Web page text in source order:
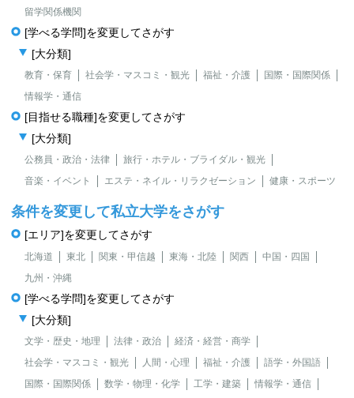
留学関係機関
[学べる学問]を変更してさがす
[大分類]
教育・保育 社会学・マスコミ・観光 福祉・介護
国際・国際関係
情報学・通信
[目指せる職種]を変更してさがす
[大分類]
公務員・政治・法律
旅行・ホテル・ブライダル・観光
音楽・イベント
エステ・ネイル・リラクゼーション 健康・スポーツ
条件を変更して私立大学をさがす
[エリア]を変更してさがす
北海道 東北 関東・甲信越 東海・北陸 関西
中国・四国
九州・沖縄
[学べる学問]を変更してさがす
[大分類]
文学・歴史・地理 法律・政治
経済・経営・商学
社会学・マスコミ・観光
人間・心理 福祉・介護
語学・外国語
国際・国際関係
数学・物理・化学 工学・建築
情報学・通信